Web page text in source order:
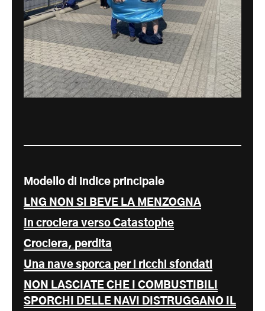
Modello di indice principale
LNG NON SI BEVE LA MENZOGNA
In crociera verso Catastophe
Crociera, perdita
Una nave sporca per i ricchi sfondati
NON LASCIATE CHE I COMBUSTIBILI
SPORCHI DELLE NAVI DISTRUGGANO IL